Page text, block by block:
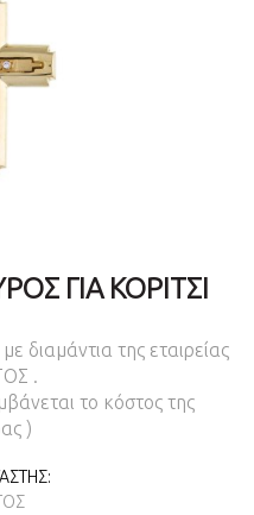
ΓΙΑ ΚΟΡΊΤΣΙ
διαμάντια της εταιρείας
.
το κόστος της
)